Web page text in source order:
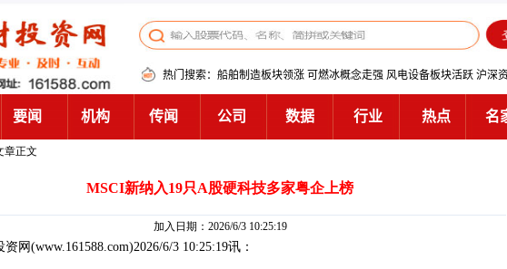
章正文
MSCI新纳入19只A股硬科技多家粤企上榜
加入日期：2026/6/3 10:25:19
资网 (www.161588.com)2026/6/3 10:25:19讯：